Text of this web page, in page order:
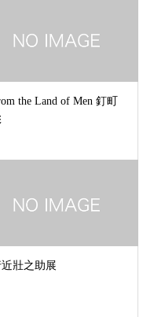
the Land of Men 釘町
壯之助展